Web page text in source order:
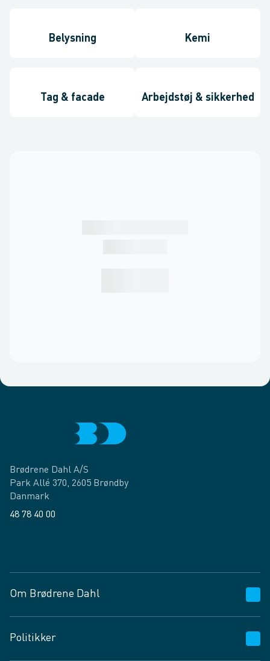
Belysning Kemi
Tag & facade Arbejdstøj & sikkerhed
Brødrene Dahl A/S
Park Allé 370, 2605 Brøndby
Danmark
48 78 40 00
Om Brødrene Dahl
Vagttelefon 30 10 89 89
Politikker